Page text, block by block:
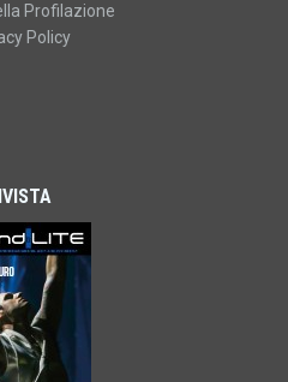
Profilazione
Policy